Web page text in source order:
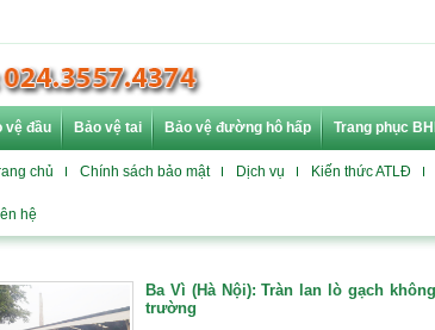
vệ đầu Bảo vệ tai Bảo vệ đường hô hấp Trang phục
chủ Chính sách bảo mật Dịch vụ Kiến thức ATLĐ
hệ
Ba Vì (Hà Nội): Tràn lan lò gạch
trường